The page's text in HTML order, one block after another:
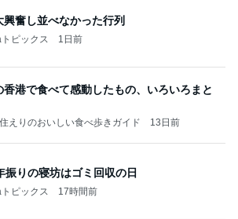
興奮し並べなかった行列
ピックス 1日前
香港で食べて感動したもの、いろいろまと
えりのおいしい食べ歩きガイド 13日前
振りの寝坊はゴミ回収の日
ピックス 17時間前